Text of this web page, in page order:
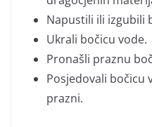
Napustili ili izgubili
Ukrali bočicu vode.
Pronašli praznu
Posjedovali bočicu
prazni.